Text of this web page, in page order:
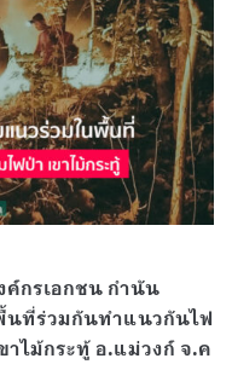
ค์กรเอกชน กำนัน
นที่ร่วมกันทำแนวกันไฟ
ไม้กระทู้ อ.แม่วงก์ จ.ค